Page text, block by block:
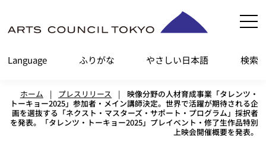
Language ふりがな やさしい日本語 検索
ホーム | プレスリリース |
映像分野の人材育成事業「タレンツ・
トーキョー2025」参加者・メイン講師決定。世界で活躍が期待される企
画を選抜する「ネクスト・マスターズ・サポート・プログラム」採択者
を発表。「タレンツ・トーキョー2025」プレイベント・修了生作品特別
上映会開催概要を発表。